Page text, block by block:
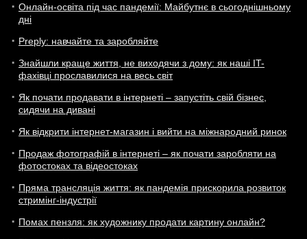
Онлайн-освіта під час пандемії: Майбутнє в сьогоднішньому
дні
Preply: навчайте та заробляйте
Знайшли краще життя, не виходячи з дому: як наші IT-
фахівці прославилися на весь світ
Як почати продавати в інтернеті – запустіть свій бізнес,
сидячи на дивані
Як відкрити інтернет-магазин і вийти на міжнародний ринок
Продаж фотографій в інтернеті – як почати заробляти на
фотостоках та відеостоках
Пряма трансляція життя: як пандемія прискорила розвиток
стримінг-індустрії
Помах пензля: як художнику продати картину онлайн?